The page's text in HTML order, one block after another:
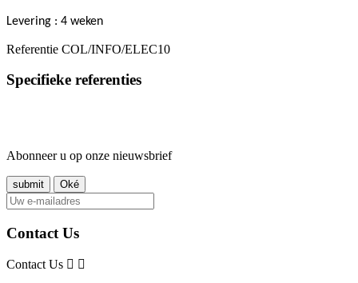
Levering : 4 weken
Referentie COL/INFO/ELEC10
Specifieke referenties
Abonneer u op onze nieuwsbrief
Contact Us
Contact Us